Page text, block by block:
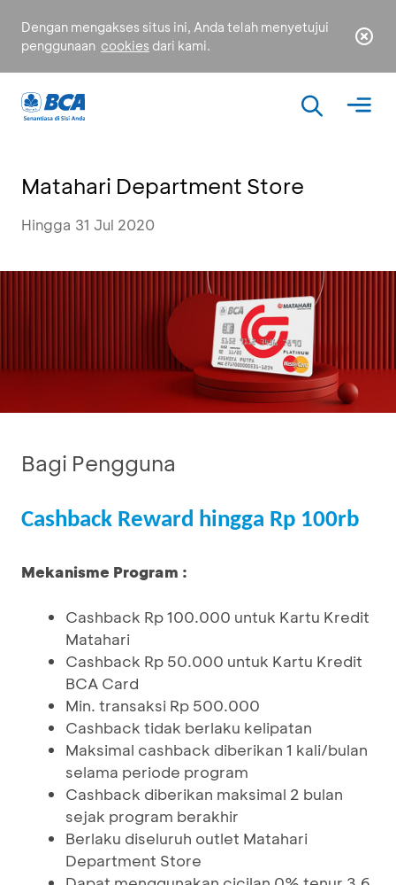
Dengan mengakses situs ini, Anda telah menyetujui
penggunaan cookies dari kami.
Matahari Department Store
Hingga 31 Jul 2020
Bagi Pengguna
Cashback Reward hingga Rp 100rb
Mekanisme Program :
Cashback Rp 100.000 untuk Kartu Kredit
Matahari
Cashback Rp 50.000 untuk Kartu Kredit
BCA Card
Min. transaksi Rp 500.000
Cashback tidak berlaku kelipatan
Maksimal cashback diberikan 1 kali/bulan
selama periode program
Cashback diberikan maksimal 2 bulan
sejak program berakhir
Berlaku diseluruh outlet Matahari
Department Store